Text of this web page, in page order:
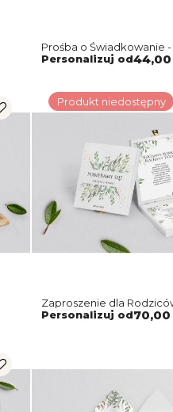
Prośba o Świadkowanie -
naturalna Leaves Motyw 3
Personalizuj od44,00
Produkt niedostępny
Zaproszenie dla
Leaves Motyw 3
Personalizuj od70,00